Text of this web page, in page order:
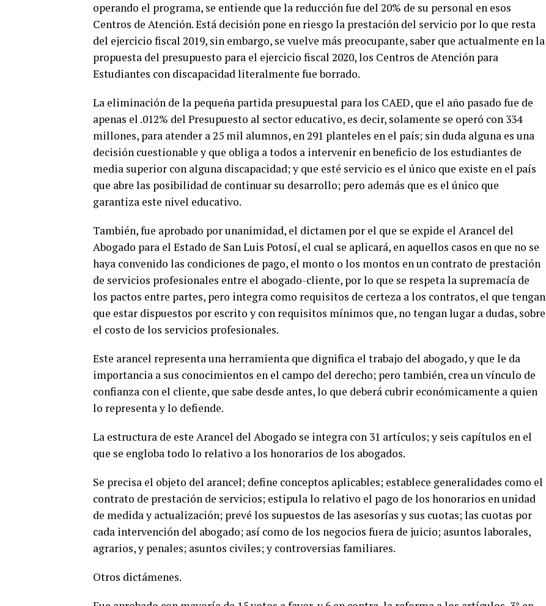
operando el programa, se entiende que la reducción fue del 20% de su personal en esos
Centros de Atención. Está decisión pone en riesgo la prestación del servicio por lo que resta
del ejercicio fiscal 2019, sin embargo, se vuelve más preocupante, saber que actualmente en la
propuesta del presupuesto para el ejercicio fiscal 2020, los Centros de Atención para
Estudiantes con discapacidad literalmente fue borrado.
La eliminación de la pequeña partida presupuestal para los CAED, que el año pasado fue de
apenas el .012% del Presupuesto al sector educativo, es decir, solamente se operó con 334
millones, para atender a 25 mil alumnos, en 291 planteles en el país; sin duda alguna es una
decisión cuestionable y que obliga a todos a intervenir en beneficio de los estudiantes de
media superior con alguna discapacidad; y que esté servicio es el único que existe en el país
que abre las posibilidad de continuar su desarrollo; pero además que es el único que
garantiza este nivel educativo.
También, fue aprobado por unanimidad, el dictamen por el que se expide el Arancel del
Abogado para el Estado de San Luis Potosí, el cual se aplicará, en aquellos casos en que no se
haya convenido las condiciones de pago, el monto o los montos en un contrato de prestación
de servicios profesionales entre el abogado-cliente, por lo que se respeta la supremacía de
los pactos entre partes, pero integra como requisitos de certeza a los contratos, el que tengan
que estar dispuestos por escrito y con requisitos mínimos que, no tengan lugar a dudas, sobre
el costo de los servicios profesionales.
Este arancel representa una herramienta que dignifica el trabajo del abogado, y que le da
importancia a sus conocimientos en el campo del derecho; pero también, crea un vínculo de
confianza con el cliente, que sabe desde antes, lo que deberá cubrir económicamente a quien
lo representa y lo defiende.
La estructura de este Arancel del Abogado se integra con 31 artículos; y seis capítulos en el
que se engloba todo lo relativo a los honorarios de los abogados.
Se precisa el objeto del arancel; define conceptos aplicables; establece generalidades como el
contrato de prestación de servicios; estipula lo relativo el pago de los honorarios en unidad
de medida y actualización; prevé los supuestos de las asesorías y sus cuotas; las cuotas por
cada intervención del abogado; así como de los negocios fuera de juicio; asuntos laborales,
agrarios, y penales; asuntos civiles; y controversias familiares.
Otros dictámenes.